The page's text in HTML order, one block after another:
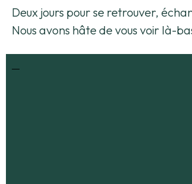
Deux jours pour se retrouver,
Nous avons hâte de vous voir là-